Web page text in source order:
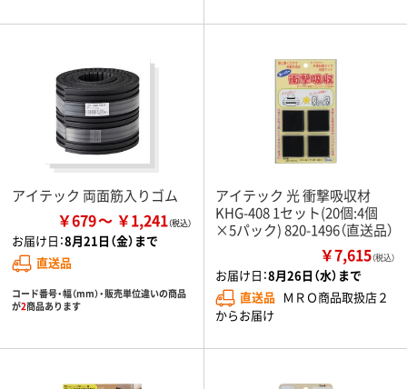
アイテック 両面筋入りゴム
￥679 ￥1,241
お届け日：8月21日（金）まで
直送品
コード番号・幅（mm）・販売単位違いの商品
が2商品あります
アイテック 光 衝撃吸収材
KHG-408 1セット(20個:4個
×5パック) 820-1496（直送品）
￥7,615（税込）
お届け日：8月26日（水）まで
直送品 ＭＲＯ商品取扱店２
からお届け